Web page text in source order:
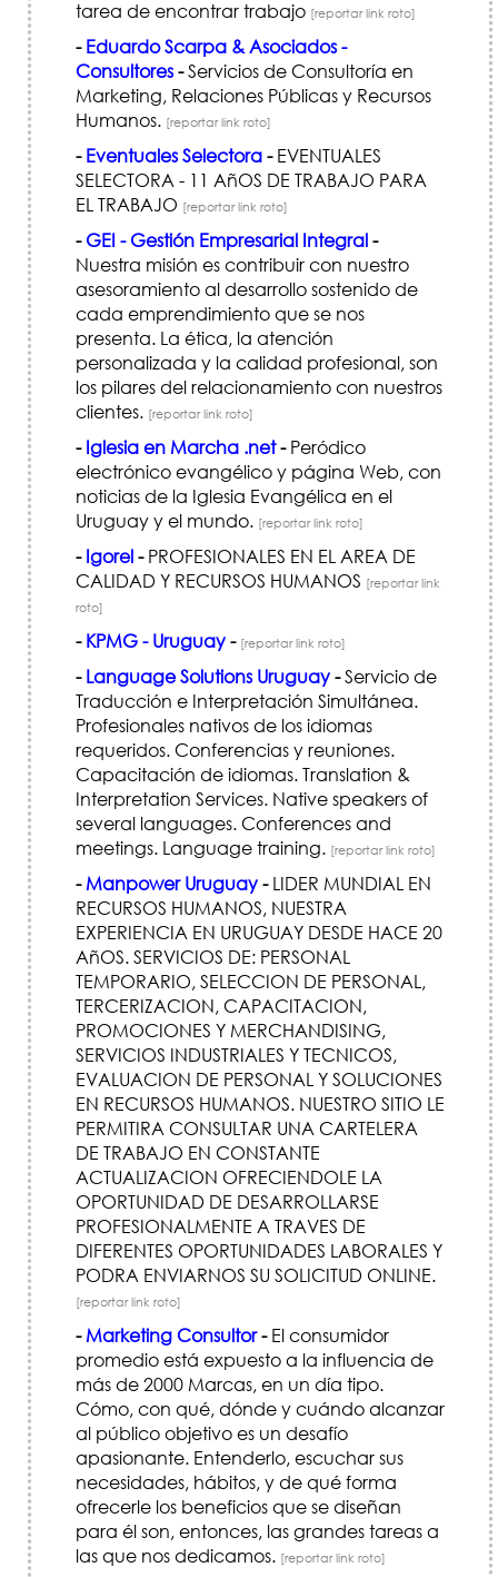
tarea de encontrar trabajo [reportar link roto]
- Eduardo Scarpa & Asociados -
Consultores-Servicios de Consultoría en
Marketing, Relaciones Públicas y Recursos
Humanos. [reportar link roto]
- Eventuales Selectora-EVENTUALES
SELECTORA - 11 AñOS DE TRABAJO PARA
EL TRABAJO [reportar link roto]
- GEI - Gestión Empresarial Integral-
Nuestra misión es contribuir con nuestro
asesoramiento al desarrollo sostenido de
cada emprendimiento que se nos
presenta. La ética, la atención
personalizada y la calidad profesional, son
los pilares del relacionamiento con nuestros
clientes. [reportar link roto]
- Iglesia en Marcha .net-Peródico
electrónico evangélico y página Web, con
noticias de la Iglesia Evangélica en el
Uruguay y el mundo. [reportar link roto]
- Igorel-PROFESIONALES EN EL AREA DE
CALIDAD Y RECURSOS HUMANOS [reportar link
roto]
- KPMG - Uruguay- [reportar link roto]
- Language Solutions Uruguay-Servicio de
Traducción e Interpretación Simultánea.
Profesionales nativos de los idiomas
requeridos. Conferencias y reuniones.
Capacitación de idiomas. Translation &
Interpretation Services. Native speakers of
several languages. Conferences and
meetings. Language training. [reportar link roto]
- Manpower Uruguay-LIDER MUNDIAL EN
RECURSOS HUMANOS, NUESTRA
EXPERIENCIA EN URUGUAY DESDE HACE 20
AñOS. SERVICIOS DE: PERSONAL
TEMPORARIO, SELECCION DE PERSONAL,
TERCERIZACION, CAPACITACION,
PROMOCIONES Y MERCHANDISING,
SERVICIOS INDUSTRIALES Y TECNICOS,
EVALUACION DE PERSONAL Y SOLUCIONES
EN RECURSOS HUMANOS. NUESTRO SITIO LE
PERMITIRA CONSULTAR UNA CARTELERA
DE TRABAJO EN CONSTANTE
ACTUALIZACION OFRECIENDOLE LA
OPORTUNIDAD DE DESARROLLARSE
PROFESIONALMENTE A TRAVES DE
DIFERENTES OPORTUNIDADES LABORALES Y
PODRA ENVIARNOS SU SOLICITUD ONLINE.
[reportar link roto]
- Marketing Consultor-El consumidor
promedio está expuesto a la influencia de
más de 2000 Marcas, en un día tipo.
Cómo, con qué, dónde y cuándo alcanzar
al público objetivo es un desafío
apasionante. Entenderlo, escuchar sus
necesidades, hábitos, y de qué forma
ofrecerle los beneficios que se diseñan
para él son, entonces, las grandes tareas a
las que nos dedicamos. [reportar link roto]